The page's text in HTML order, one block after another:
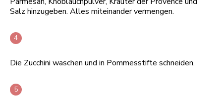
Salz hinzugeben. Alles miteinander vermengen.
Die Zucchini waschen und in Pommesstifte schneiden.